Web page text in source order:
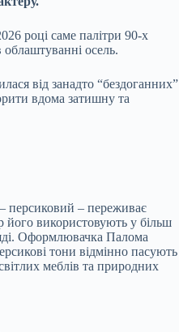
році саме палітри 90-х
осель.
від занадто “бездоганних”
вдома затишну та
персиковий – переживає
використовують у більш
Оформлювачка Палома
тони відмінно пасують
меблів та природних